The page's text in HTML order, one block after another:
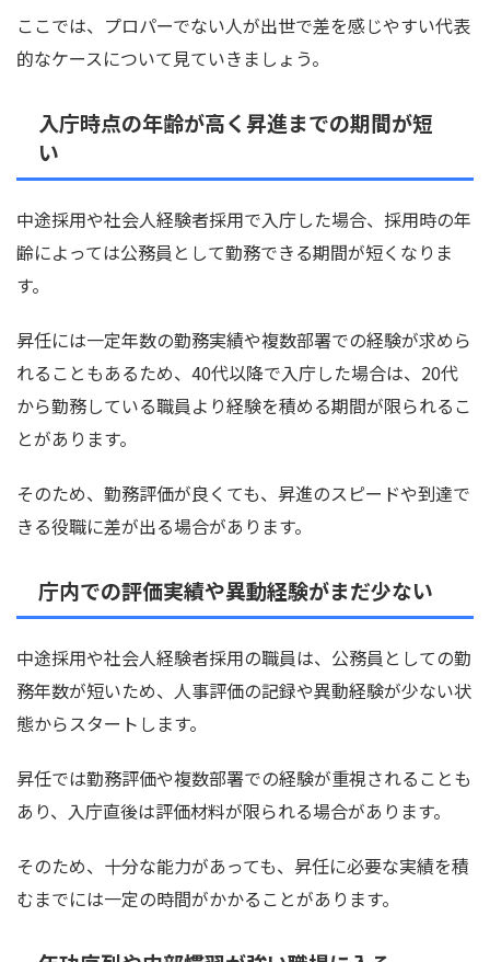
ここでは、プロパーでない人が出世で差を感じやすい代表
的なケースについて見ていきましょう。
入庁時点の年齢が高く昇進までの期間が短
い
中途採用や社会人経験者採用で入庁した場合、採用時の年
齢によっては公務員として勤務できる期間が短くなりま
す。
昇任には一定年数の勤務実績や複数部署での経験が求めら
れることもあるため、40代以降で入庁した場合は、20代
から勤務している職員より経験を積める期間が限られるこ
とがあります。
そのため、勤務評価が良くても、昇進のスピードや到達で
きる役職に差が出る場合があります。
庁内での評価実績や異動経験がまだ少ない
中途採用や社会人経験者採用の職員は、公務員としての勤
務年数が短いため、人事評価の記録や異動経験が少ない状
態からスタートします。
昇任では勤務評価や複数部署での経験が重視されることも
あり、入庁直後は評価材料が限られる場合があります。
そのため、十分な能力があっても、昇任に必要な実績を積
むまでには一定の時間がかかることがあります。